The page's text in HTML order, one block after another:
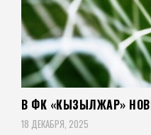
В ФК «КЫЗЫЛЖАР»
18 ДЕКАБРЯ, 2025